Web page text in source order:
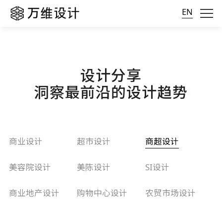
EN
设计分享
洞察最前沿的设计趋势
商业设计 超市设计 商超设计
美容院设计 美陈设计 SI设计
商业地产设计 购物中心设计 农贸市场设计